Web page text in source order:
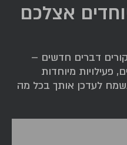
אצלכם
דברים חדשים –
פעילויות מיוחדות
לעדכן אותך בכל מה